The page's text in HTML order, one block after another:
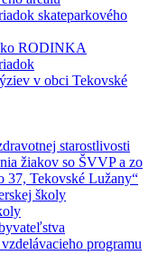
skateparkového
RODINKA
v obci Tekovské
starostlivosti
žiakov so ŠVVP a zo
37, Tekovské Lužany“
školy
programu